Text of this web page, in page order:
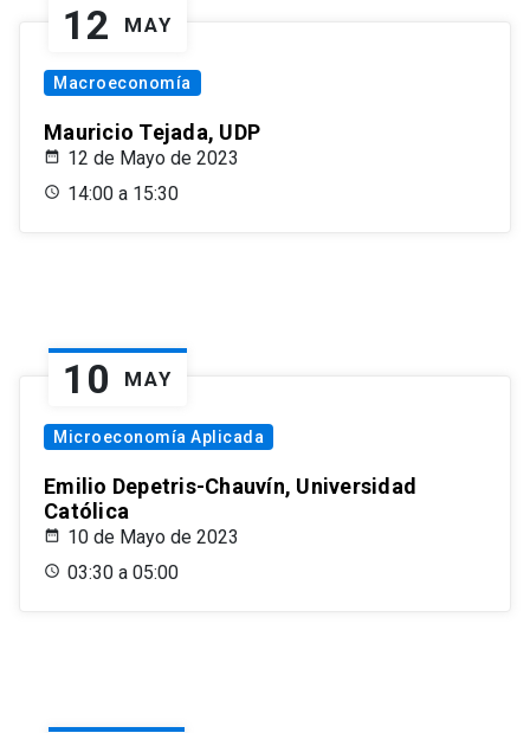
12 MAY
Macroeconomía
Mauricio Tejada, UDP
12 de Mayo de 2023
14:00 a 15:30
10 MAY
Microeconomía Aplicada
Emilio Depetris-Chauvín, Universidad
Católica
10 de Mayo de 2023
03:30 a 05:00